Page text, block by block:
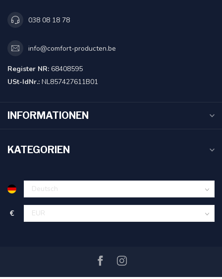
038 08 18 78
info@comfort-producten.be
Register NR: 68408595
USt-IdNr.: NL857427611B01
INFORMATIONEN
KATEGORIEN
€